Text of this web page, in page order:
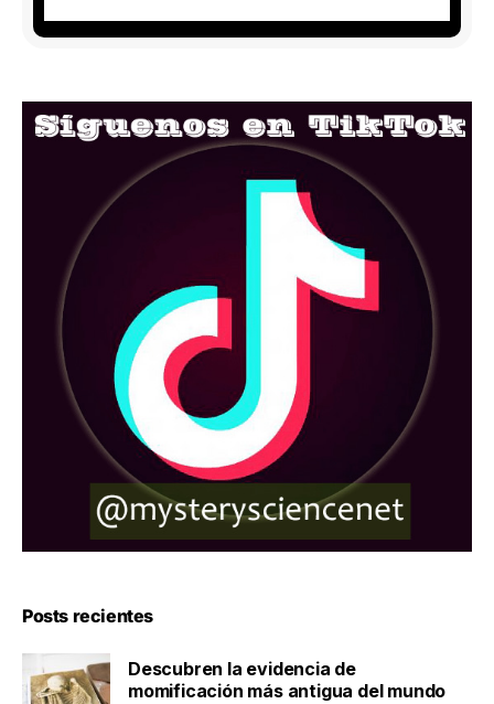
Posts recientes
Descubren la evidencia de
momificación más antigua del mundo